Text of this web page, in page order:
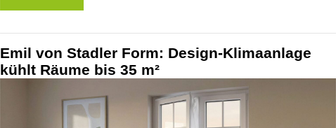
Emil von Stadler Form: Design-Klimaanlage
kühlt Räume bis 35 m²